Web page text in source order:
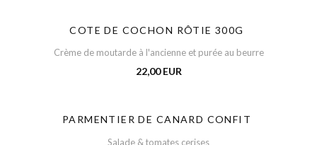
COTE DE COCHON RÔTIE 300G
Crème de moutarde à l'ancienne et purée au beurre
22,00 EUR
PARMENTIER DE CANARD CONFIT
Salade & tomates cerises